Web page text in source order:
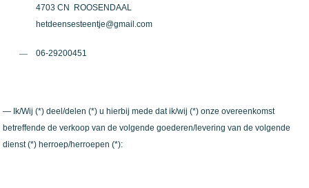
4703 CN
ROOSENDAAL
hetdeensesteentje@gmail.com
— 06-29200451
— Ik/Wij (*) deel/delen (*) u hierbij mede dat ik/wij (*) onze overeenkomst
betreffende de verkoop van de volgende goederen/levering van de volgende
dienst (*) herroep/herroepen (*):